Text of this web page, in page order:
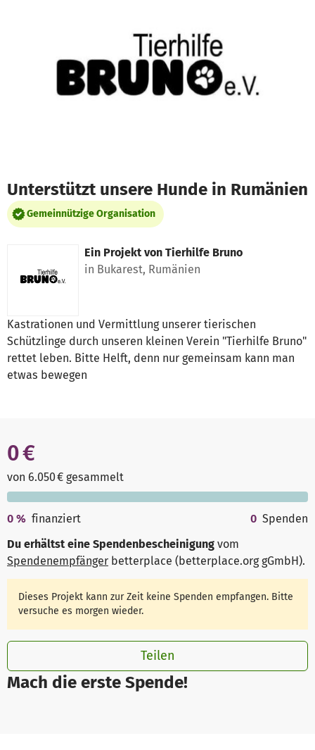
Unterstützt unsere Hunde in Rumänien
Gemeinnützige Organisation
Ein Projekt von Tierhilfe Bruno
in Bukarest, Rumänien
Kastrationen und Vermittlung unserer tierischen
Schützlinge durch unseren kleinen Verein "Tierhilfe Bruno"
rettet leben. Bitte Helft, denn nur gemeinsam kann man
etwas bewegen
Mach die erste Spende!
0 €
von 6.050 € gesammelt
0 % finanziert 0 Spenden
Du erhältst eine Spendenbescheinigung vom
Spendenempfänger betterplace (betterplace.org gGmbH).
Dieses Projekt kann zur Zeit keine Spenden empfangen. Bitte
versuche es morgen wieder.
Teilen